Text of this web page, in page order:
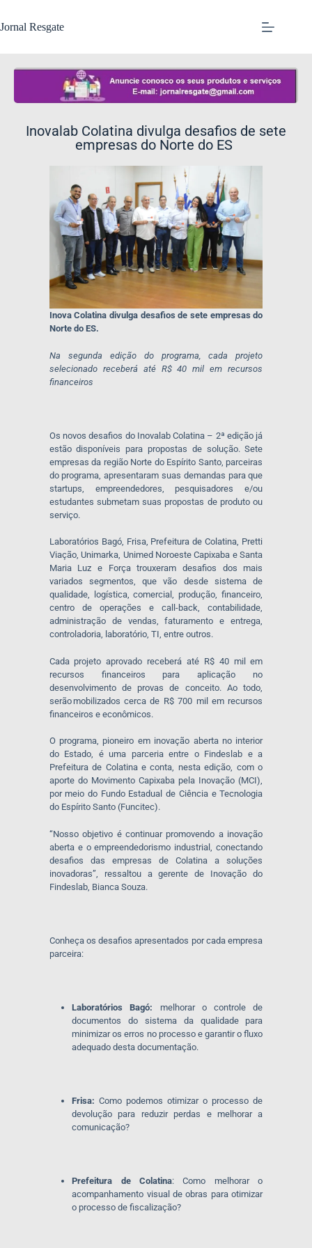
Jornal Resgate
Inovalab Colatina divulga desafios de sete
empresas do Norte do ES
Inova Colatina divulga desafios de sete empresas do
Norte do ES.
Na segunda edição do programa, cada projeto
selecionado receberá até R$ 40 mil em recursos
financeiros
Os novos desafios do Inovalab Colatina – 2ª edição já
estão disponíveis para propostas de solução. Sete
empresas da região Norte do Espírito Santo, parceiras
do programa, apresentaram suas demandas para que
startups, empreendedores, pesquisadores e/ou
estudantes submetam suas propostas de produto ou
serviço.
Laboratórios Bagó, Frisa, Prefeitura de Colatina, Pretti
Viação, Unimarka, Unimed Noroeste Capixaba e Santa
Maria Luz e Força trouxeram desafios dos mais
variados segmentos, que vão desde sistema de
qualidade, logística, comercial, produção, financeiro,
centro de operações e call-back, contabilidade,
administração de vendas, faturamento e entrega,
controladoria, laboratório, TI, entre outros.
Cada projeto aprovado receberá até R$ 40 mil em
recursos financeiros para aplicação no
desenvolvimento de provas de conceito. Ao todo,
serão mobilizados cerca de R$ 700 mil em recursos
financeiros e econômicos.
O programa, pioneiro em inovação aberta no interior
do Estado, é uma parceria entre o Findeslab e a
Prefeitura de Colatina e conta, nesta edição, com o
aporte do Movimento Capixaba pela Inovação (MCI),
por meio do Fundo Estadual de Ciência e Tecnologia
do Espírito Santo (Funcitec).
“Nosso objetivo é continuar promovendo a inovação
aberta e o empreendedorismo industrial, conectando
desafios das empresas de Colatina a soluções
inovadoras”, ressaltou a gerente de Inovação do
Findeslab, Bianca Souza.
Conheça os desafios apresentados por cada empresa
parceira:
Laboratórios Bagó: melhorar o controle de
documentos do sistema da qualidade para
minimizar os erros no processo e garantir o fluxo
adequado desta documentação.
Frisa: Como podemos otimizar o processo de
devolução para reduzir perdas e melhorar a
comunicação?
Prefeitura de Colatina: Como melhorar o
acompanhamento visual de obras para otimizar
o processo de fiscalização?